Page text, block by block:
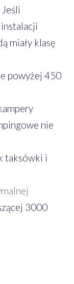
miały klasę
powyżej 450
nie
taksówki i
3000